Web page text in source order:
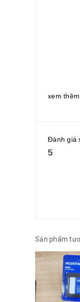
xem
Đánh giá
5
Sản phẩm